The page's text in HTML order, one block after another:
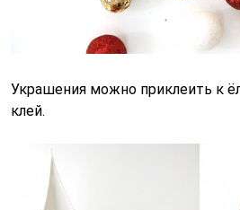
Украшения можно приклеить к
клей.